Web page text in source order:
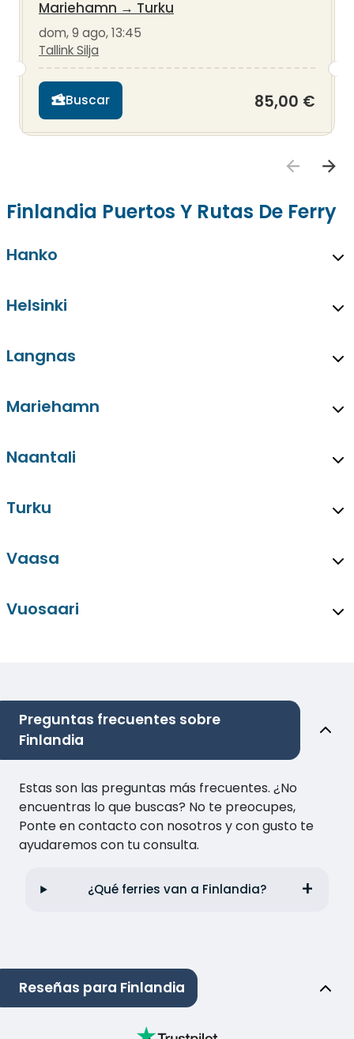
Mariehamn → Turku
dom, 9 ago, 13:45
Tallink Silja
Buscar 85,00 €
Finlandia Puertos Y Rutas De Ferry
Hanko
Helsinki
Langnas
Mariehamn
Naantali
Turku
Vaasa
Vuosaari
Preguntas frecuentes sobre
Finlandia
Estas son las preguntas más frecuentes. ¿No
encuentras lo que buscas? No te preocupes,
Ponte en contacto con nosotros y con gusto te
ayudaremos con tu consulta.
¿Qué ferries van a Finlandia?
Reseñas para Finlandia